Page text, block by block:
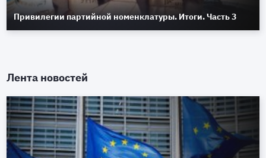
Привилегии партийной номенклатуры. Итоги. Часть 3
Лента новостей